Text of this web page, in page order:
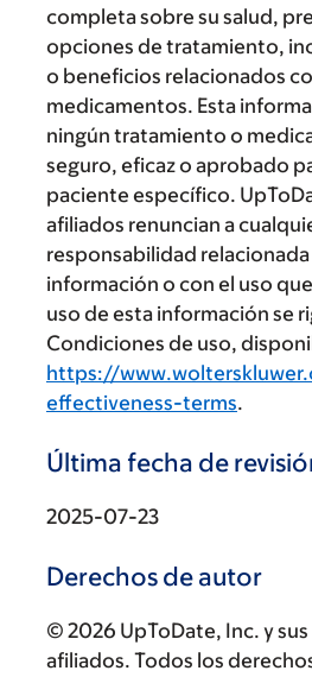
completa sobre su salud,
opciones de tratamiento,
o beneficios relacionados
medicamentos. Esta
ningún tratamiento o
seguro, eficaz o aprobado
paciente específico.
afiliados renuncian a
responsabilidad
información o con el uso
uso de esta información se
Condiciones de uso,
https://
effectiveness-terms.
Última fecha de
2025-07-23
Derechos de autor
© 2026 UpToDate, Inc. y
afiliados. Todos los